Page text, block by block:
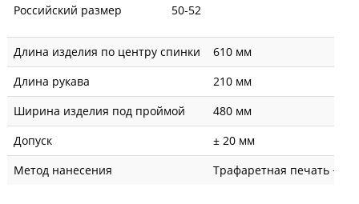
Российский размер
50-52
Длина изделия по центру спинки
610 мм
Длина рукава
210 мм
Ширина изделия под проймой
480 мм
Допуск
± 20 мм
Метод нанесения
Трафаретная печать +